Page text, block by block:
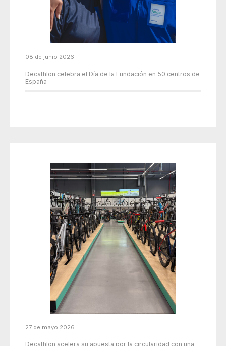
08 de junio 2026
Decathlon celebra el Día de la Fundación en 50 centros de
España
27 de mayo 2026
Decathlon acelera su apuesta por la circularidad con una